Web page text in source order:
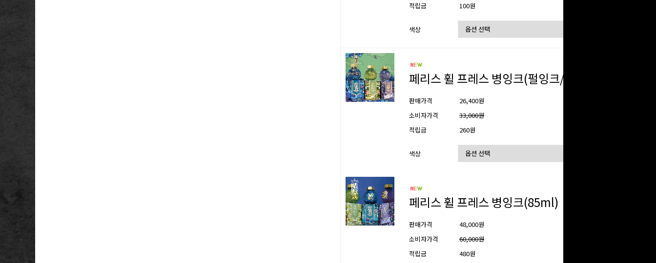
적립금
100원
색상
페리스 휠 프레스 병잉크(펄잉크/20ml)
판매가격
26,400원
소비자가격
33,000원
적립금
260원
색상
페리스 휠 프레스 병잉크(85ml)
판매가격
48,000원
소비자가격
60,000원
적립금
480원